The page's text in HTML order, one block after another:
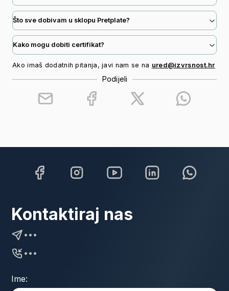
Što sve dobivam u sklopu Pretplate?
Kako mogu dobiti certifikat?
Ako imaš dodatnih pitanja, javi nam se na ured@izvrsnost.hr
Podijeli
Kontaktiraj nas
•••
•••
Ime: